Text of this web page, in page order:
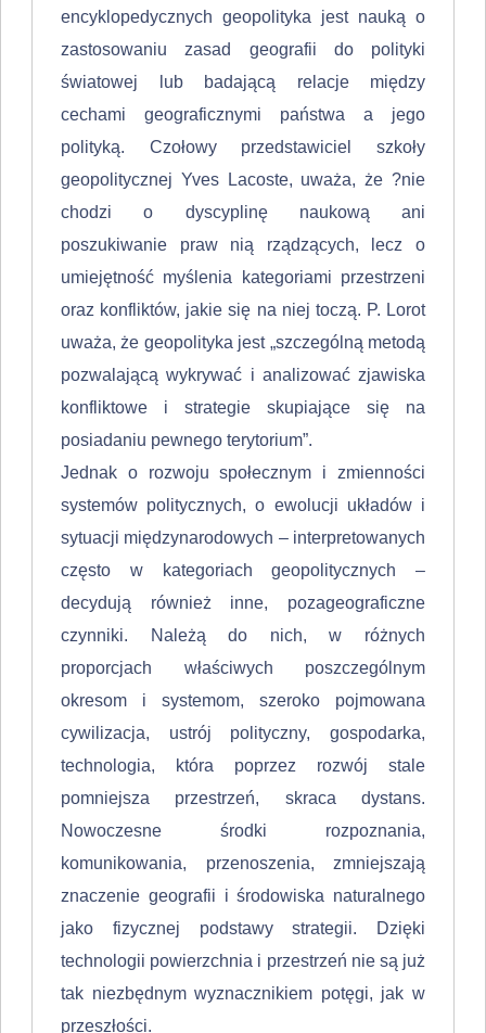
encyklope­dycznych geopolityka jest nauką o
zastosowaniu zasad geografii do polityki
światowej lub badającą relacje między
cechami geograficznymi państwa a jego
polityką. Czoło­wy przedstawiciel szkoły
geopolitycznej Yves Lacoste, uważa, że ?nie
chodzi o dyscyplinę naukową ani
poszukiwanie praw nią rządzących, lecz o
umiejętność myślenia kategoria­mi przestrzeni
oraz konfliktów, jakie się na niej toczą. P. Lorot
uważa, że geopolityka jest „szczególną metodą
pozwalającą wykrywać i analizować zjawiska
kon­fliktowe i strategie skupiające się na
posiadaniu pewnego terytorium”.
Jednak o rozwoju społecznym i zmienności
systemów politycznych, o ewolucji układów i
sytuacji międzynarodowych – interpretowanych
często w katego­riach geopolitycznych –
decydują również inne, pozageograficzne
czynniki. Należą do nich, w różnych
proporcjach właściwych poszczególnym
okresom i systemom, szeroko pojmowana
cywilizacja, ustrój polityczny, go­spodarka,
technologia, która poprzez rozwój stale
pomniejsza przestrzeń, skraca dystans.
Nowoczesne środki rozpoznania,
komunikowania, przenoszenia, zmniejszają
znaczenie geografii i środowiska naturalnego
jako fizycznej podstawy strategii. Dzięki
technologii powierzchnia i przestrzeń nie są już
tak niezbędnym wyznacznikiem potęgi, jak w
przeszło­ści.